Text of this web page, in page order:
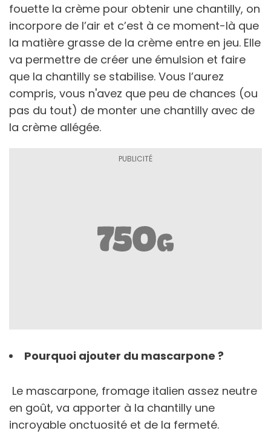
fouette la crème pour obtenir une chantilly, on
incorpore de l’air et c’est à ce moment-là que
la matière grasse de la crème entre en jeu. Elle
va permettre de créer une émulsion et faire
que la chantilly se stabilise. Vous l’aurez
compris, vous n'avez que peu de chances (ou
pas du tout) de monter une chantilly avec de
la crème allégée.
Pourquoi ajouter du mascarpone ?
Le mascarpone, fromage italien assez neutre
en goût, va apporter à la chantilly une
incroyable onctuosité et de la fermeté.